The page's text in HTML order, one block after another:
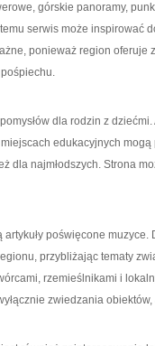
górskie panoramy,
serwis może inspirować
ponieważ region
dla rodzin z
edukacyjnych
dla najmłodszych. Strona
poświęcone
przybliżając tematy
rzemieślnikami i
zwiedzania